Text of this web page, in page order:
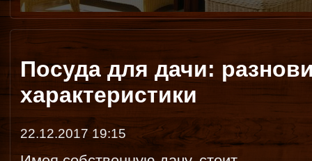
Посуда для дачи:
характеристики
22.12.2017 19:15